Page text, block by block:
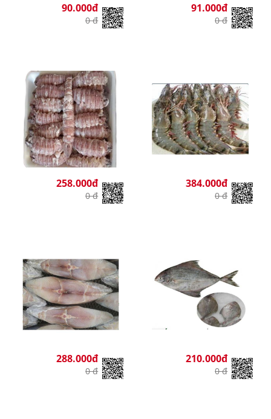
90.000đ
0 đ
91.000đ
0 đ
258.000đ
0 đ
384.000đ
0 đ
288.000đ
0 đ
210.000đ
0 đ